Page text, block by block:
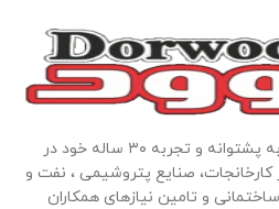
” با توجه به پشتوانه و تجربه ۳۰ ساله خود در
کارخانجات، صنایع پتروشیمی ، نفت و
و تامین نیازهای همکاران